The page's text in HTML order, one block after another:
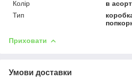
Колір
в
Тип
Приховати
Умови доставки